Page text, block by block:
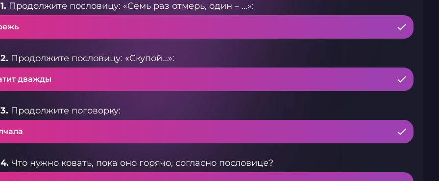
Продолжите пословицу: «Семь раз отмерь, один – …»:
Продолжите пословицу: «Скупой…»:
дважды
Продолжите поговорку:
Что нужно ковать, пока оно горячо, согласно пословице?